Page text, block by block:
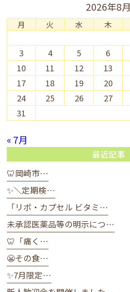
2026年8月
月 火 水 木
3
4 5 6
10
11 12 13
17
18 19 20
24
25 26 27
31
« 7月
最近記事
🦷岡崎市…
✨＼定期検…
「リポ・カプセル ビタミ…
未承認医薬品等の明示につ…
🦷「痛く…
😬その食…
✨7月限定…